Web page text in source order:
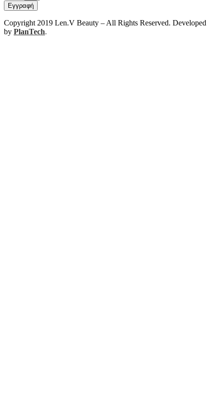
Εγγραφή
Copyright 2019 Len.V Beauty – All Rights Reserved. Developed
by PlanTech.